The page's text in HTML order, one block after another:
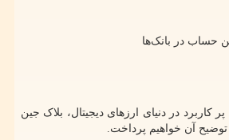
حساب در بانک‌ها
کاربرد در دنیای ارزهای دیجیتال، بلاک جین
آن خواهیم پرداخت.